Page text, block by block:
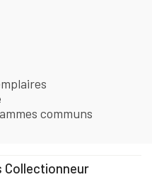
communs
Collectionneur